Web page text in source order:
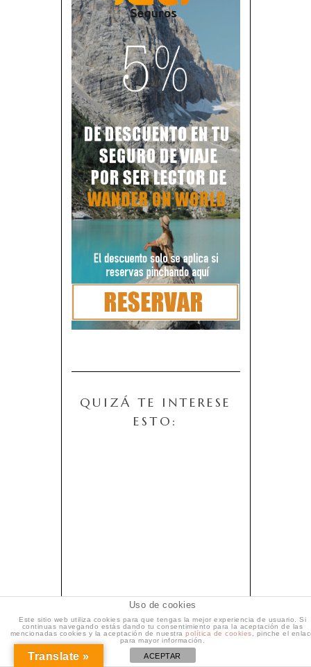
QUIZÁ TE INTERESE
ESTO:
¿QUIERES AHORRAR
Uso de cookies
Este sitio web utiliza cookies para que tengas la mejor experiencia de usuario. Si
continuas navegando estás dando tu consentimiento para la aceptación de las
mencionadas cookies y la aceptación de nuestra política de cookies , pinche el
para mayor información.
ACEPTAR
Translate »